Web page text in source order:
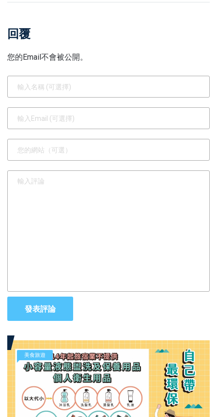
回覆
您的Email不會被公開。
發表評論
美食旅遊